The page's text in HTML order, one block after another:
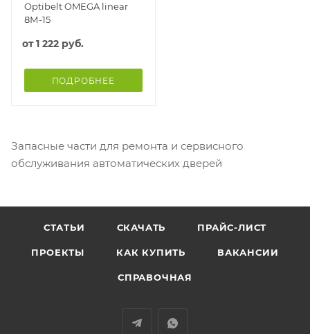
Optibelt OMEGA linear
8М-15
от1 222 руб.
ПОДРОБНЕЕ
Запасные части для ремонта и сервисного
обслуживания автоматических дверей
СТАТЬИ СКАЧАТЬ ПРАЙС-ЛИСТ
ПРОЕКТЫ КАК КУПИТЬ ВАКАНСИИ
СПРАВОЧНАЯ